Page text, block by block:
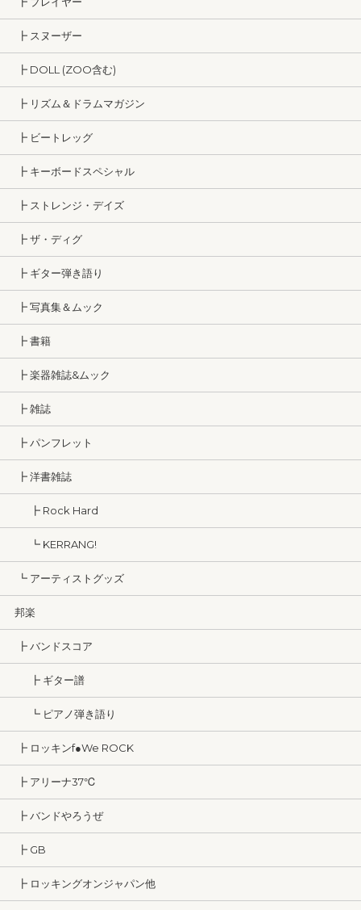
┣ スヌーザー
┣ DOLL (ZOO含む)
┣ リズム＆ドラムマガジン
┣ ビートレッグ
┣ キーボードスペシャル
┣ ストレンジ・デイズ
┣ ザ・ディグ
┣ ギター弾き語り
┣ 写真集＆ムック
┣ 書籍
┣ 楽器雑誌&ムック
┣ 雑誌
┣ パンフレット
┣ 洋書雑誌
┣ Rock Hard
┗ KERRANG!
┗ アーティストグッズ
邦楽
┣ バンドスコア
┣ ギター譜
┗ ピアノ弾き語り
┣ ロッキンf●We ROCK
┣ アリーナ37℃
┣ バンドやろうぜ
┣ GB
┣ ロッキングオンジャパン他